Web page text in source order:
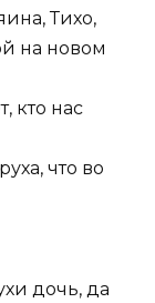
Тихо,
на новом
кто нас
что во
дочь, да